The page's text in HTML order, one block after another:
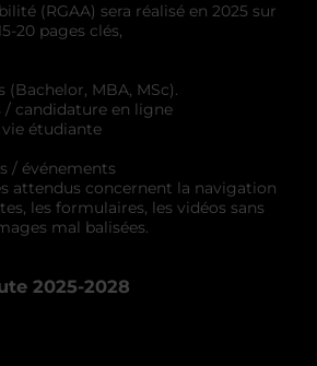
(RGAA) sera réalisé en 2025 sur
20 pages clés,
(Bachelor, MBA, MSc).
/ candidature en ligne
vie étudiante
/ événements
attendus concernent la navigation
les formulaires, les vidéos sans
mal balisées.
2025-2028